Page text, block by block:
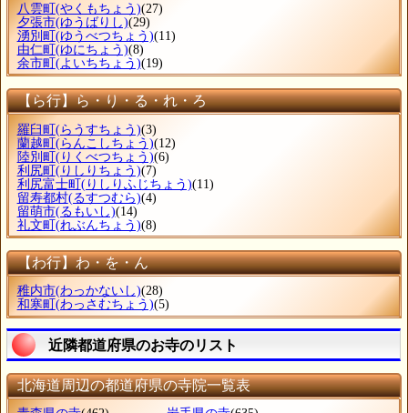
八雲町 (やくもちょう)(27)
夕張市(ゆうばりし)(29)
湧別町 (ゆうべつちょう)(11)
由仁町 (ゆにちょう)(8)
余市町 (よいちちょう)(19)
【ら行】ら・り・る・れ・ろ
羅臼町(らうすちょう)(3)
蘭越町(らんこしちょう)(12)
陸別町(りくべつちょう)(6)
利尻町(りしりちょう)(7)
利尻富士町(りしりふじちょう)(11)
留寿都村(るすつむら)(4)
留萌市(るもいし)(14)
礼文町(れぶんちょう)(8)
【わ行】わ・を・ん
稚内市(わっかないし)(28)
和寒町 (わっさむちょう)(5)
近隣都道府県のお寺のリスト
北海道周辺の都道府県の寺院一覧表